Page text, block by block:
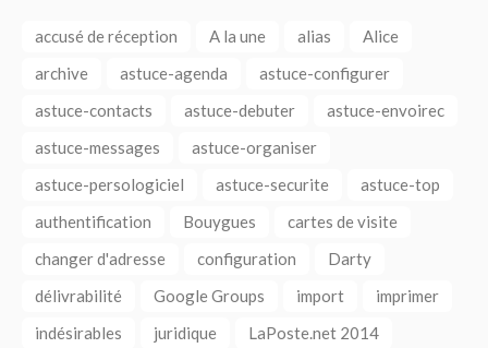
accusé de réception A la une alias
Alice
archive
astuce-agenda
astuce-configurer
astuce-contacts
astuce-debuter
astuce-envoirec
astuce-messages
astuce-organiser
astuce-persologiciel
astuce-securite
astuce-top
authentification
Bouygues
cartes de visite
changer d'adresse
configuration
Darty
délivrabilité
Google Groups import
imprimer
indésirables
juridique
LaPoste.net 2014